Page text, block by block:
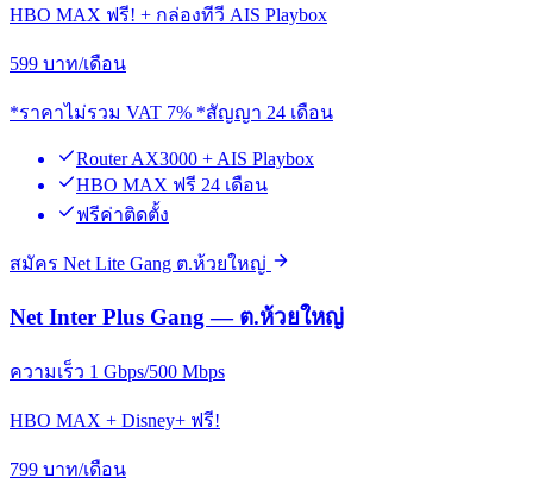
HBO MAX ฟรี! + กล่องทีวี AIS Playbox
599 บาท/เดือน
*ราคาไม่รวม VAT 7% *สัญญา 24 เดือน
Router AX3000 + AIS Playbox
HBO MAX ฟรี 24 เดือน
ฟรีค่าติดตั้ง
สมัคร Net Lite Gang ต.ห้วยใหญ่
Net Inter Plus Gang — ต.ห้วยใหญ่
ความเร็ว 1 Gbps/500 Mbps
HBO MAX + Disney+ ฟรี!
799 บาท/เดือน